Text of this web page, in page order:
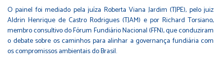
O painel foi mediado pela juíza Roberta Viana Jardim (TJPE), pelo juiz
Aldrin Henrique de Castro Rodrigues (TJAM) e por Richard Torsiano,
membro consultivo do Fórum Fundiário Nacional (FFN), que conduziram
o debate sobre os caminhos para alinhar a governança fundiária com
os compromissos ambientais do Brasil.